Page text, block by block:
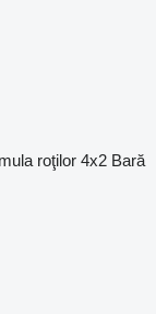
roţilor 4x2 Bară